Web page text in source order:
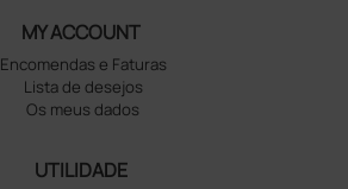
MY ACCOUNT
Encomendas e Faturas
Lista de desejos
Os meus dados
UTILIDADE